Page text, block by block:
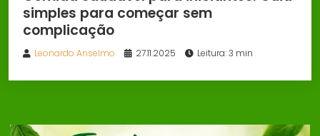
simples para começar sem
complicação
Leonardo Anselmo 27.11.2025 Leitura: 3 min